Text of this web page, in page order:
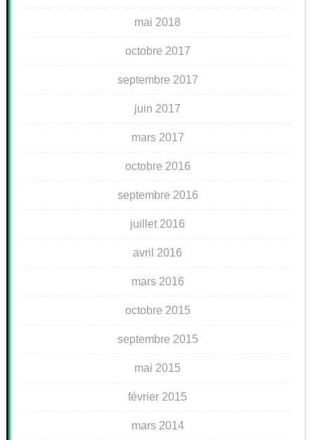
mai 2018
octobre 2017
septembre 2017
juin 2017
mars 2017
octobre 2016
septembre 2016
juillet 2016
avril 2016
mars 2016
octobre 2015
septembre 2015
mai 2015
février 2015
mars 2014